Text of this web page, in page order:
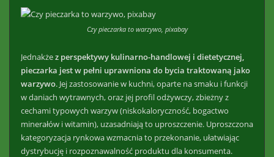
Czy pieczarka to warzywo, pixabay
Jednakżez perspektywy kulinarno-handlowej i dietetycznej,
pieczarka jest w pełni uprawniona do bycia traktowaną jako
warzywo. Jej zastosowanie w kuchni, oparte na smaku i funkcji
w daniach wytrawnych, oraz jej profil odżywczy, zbieżny z
cechami typowych warzyw (niskokaloryczność, bogactwo
minerałów i witamin), uzasadniają to uproszczenie. Uproszczona
kategoryzacja rynkowa wzmacnia to przekonanie, ułatwiając
dystrybucję i rozpoznawalność produktu dla konsumenta.